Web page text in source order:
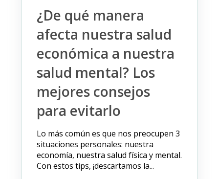
¿De qué manera
afecta nuestra salud
económica a nuestra
salud mental? Los
mejores consejos
para evitarlo
Lo más común es que nos preocupen 3
situaciones personales: nuestra
economía, nuestra salud física y mental.
Con estos tips, ¡descartamos la...